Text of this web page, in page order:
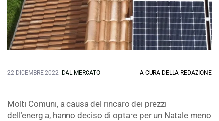
22 DICEMBRE 2022 | DAL MERCATO A CURA DELLA REDAZIONE
Molti Comuni, a causa del rincaro dei prezzi
dell’energia, hanno deciso di optare per un Natale meno